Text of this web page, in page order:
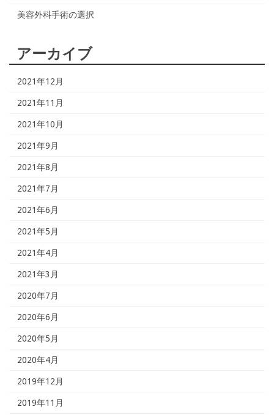
美容外科手術の選択
アーカイブ
2021年12月
2021年11月
2021年10月
2021年9月
2021年8月
2021年7月
2021年6月
2021年5月
2021年4月
2021年3月
2020年7月
2020年6月
2020年5月
2020年4月
2019年12月
2019年11月